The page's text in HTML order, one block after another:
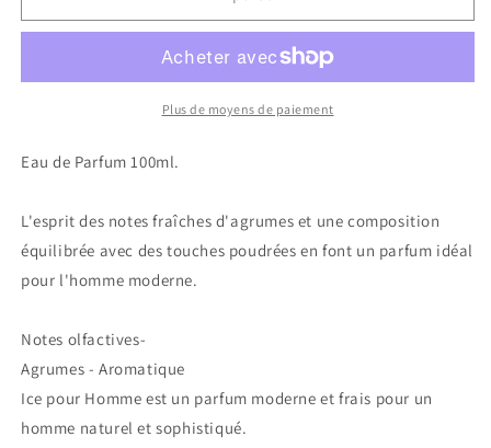
Yodeyma
Yodeyma
Plus de moyens de paiement
Eau de Parfum 100ml.
L'esprit des notes fraîches d'agrumes et une composition
équilibrée avec des touches poudrées en font un parfum idéal
pour l'homme moderne.
Notes olfactives-
Agrumes - Aromatique
Ice pour Homme est un parfum moderne et frais pour un
homme naturel et sophistiqué.